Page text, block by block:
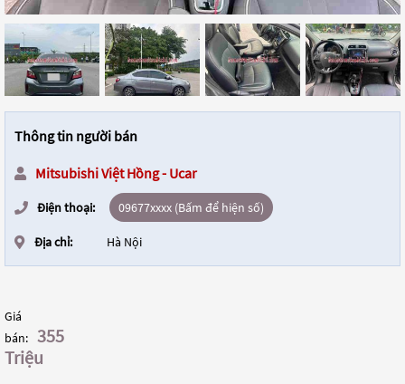
Thông tin người bán
Mitsubishi Việt Hồng - Ucar
Điện thoại: 09677xxxx (Bấm để hiện số)
Địa chỉ: Hà Nội
Giá
bán: 355
Triệu